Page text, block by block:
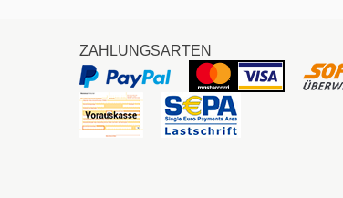
ZAHLUNGSARTEN